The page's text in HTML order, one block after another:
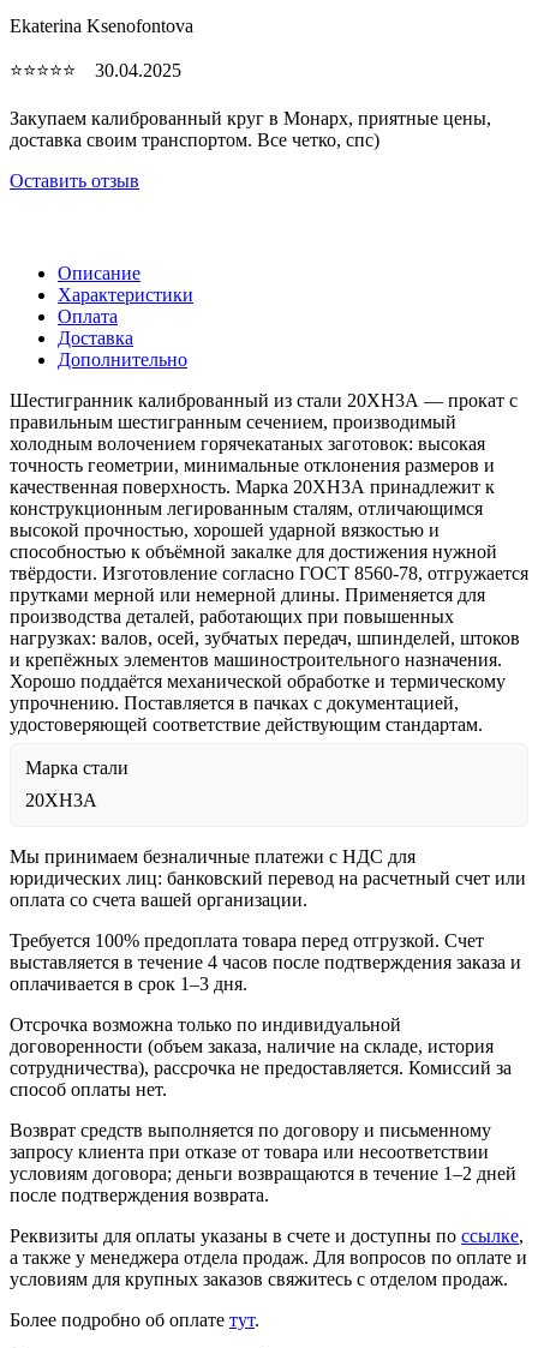
Ekaterina Ksenofontova
⭐⭐⭐⭐⭐ 30.04.2025
Закупаем калиброванный круг в Монарх, приятные цены,
доставка своим транспортом. Все четко, спc)
Оставить отзыв
Описание
Характеристики
Оплата
Доставка
Дополнительно
Шестигранник калиброванный из стали 20ХН3А — прокат с
правильным шестигранным сечением, производимый
холодным волочением горячекатаных заготовок: высокая
точность геометрии, минимальные отклонения размеров и
качественная поверхность. Марка 20ХН3А принадлежит к
конструкционным легированным сталям, отличающимся
высокой прочностью, хорошей ударной вязкостью и
способностью к объёмной закалке для достижения нужной
твёрдости. Изготовление согласно ГОСТ 8560-78, отгружается
прутками мерной или немерной длины. Применяется для
производства деталей, работающих при повышенных
нагрузках: валов, осей, зубчатых передач, шпинделей, штоков
и крепёжных элементов машиностроительного назначения.
Хорошо поддаётся механической обработке и термическому
упрочнению. Поставляется в пачках с документацией,
удостоверяющей соответствие действующим стандартам.
Марка стали
20ХН3А
Мы принимаем безналичные платежи с НДС для
юридических лиц: банковский перевод на расчетный счет или
оплата со счета вашей организации.
Требуется 100% предоплата товара перед отгрузкой. Счет
выставляется в течение 4 часов после подтверждения заказа и
оплачивается в срок 1–3 дня.
Отсрочка возможна только по индивидуальной
договоренности (объем заказа, наличие на складе, история
сотрудничества), рассрочка не предоставляется. Комиссий за
способ оплаты нет.
Возврат средств выполняется по договору и письменному
запросу клиента при отказе от товара или несоответствии
условиям договора; деньги возвращаются в течение 1–2 дней
после подтверждения возврата.
Реквизиты для оплаты указаны в счете и доступны по ссылке,
а также у менеджера отдела продаж. Для вопросов по оплате и
условиям для крупных заказов свяжитесь с отделом продаж.
Более подробно об оплате тут.